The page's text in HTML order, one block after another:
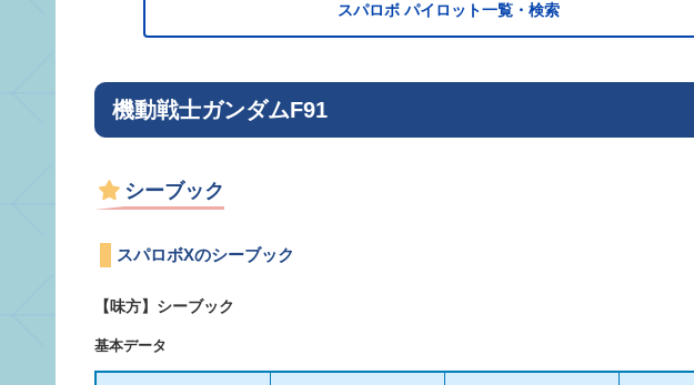
スパロボ パイロット一覧・検索
機動戦士ガンダムF91
シーブック
スパロボXのシーブック
【味方】シーブック
基本データ